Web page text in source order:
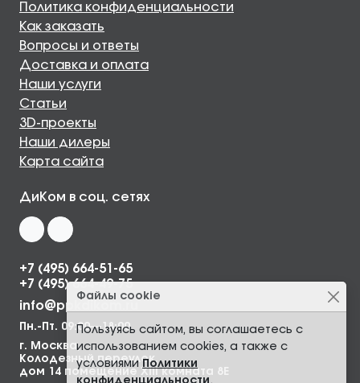
Файлы cookie
Пользуясь сайтом, вы соглашаетесь с
использованием cookies, а также с
условиями Политики
конфиденциальности .
Политика конфиденциальности
Как заказать
Вопросы и ответы
Доставка и оплата
Наши услуги
Статьи
3D-проекты
Наши дилеры
Карта сайта
ДиКом в соц. сетях
+7 (495) 664-51-65
+7 (495) 664-49-75
info@ppkdikom.ru
Пн.-Пт. 09:00—18:00
г. Москва,
Колодезный переулок,
дом 14 помещение XIII комната 8Е